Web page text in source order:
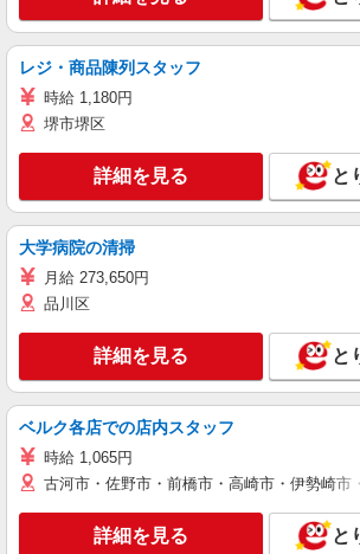
レジ・商品陳列スタッフ
時給 1,180円
堺市堺区
詳細を見る と
大学病院の清掃
月給 273,650円
品川区
詳細を見る と
ベルク各店での店内スタッフ
時給 1,065円
古河市・佐野市・前橋市・高崎市・伊勢崎
詳細を見る と